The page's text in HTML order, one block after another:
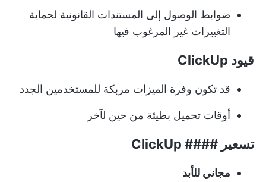
ضوابط الوصول إلى المستندات القانونية لحماية
التغييرات غير المرغوب فيها
قيود ClickUp
قد تكون وفرة الميزات مربكة للمستخدمين الجدد
أوقات تحميل بطيئة من حين لآخر
تسعير #### ClickUp
مجاني للأبد